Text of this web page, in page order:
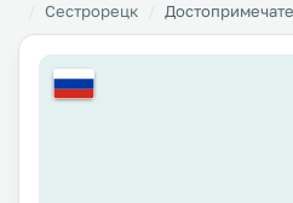
Сестрорецк